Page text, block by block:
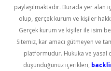
paylaşılmaktadır. Burada yer alan
olup, gerçek kurum ve kişiler
Gerçek kurum ve kişiler ile isim
Sitemiz, kar amacı gütmeyen ve
platformudur. Hukuka ve yasal
düşündüğünüz içerikleri,